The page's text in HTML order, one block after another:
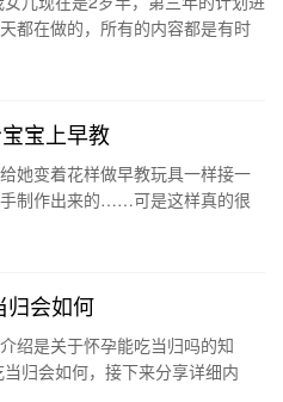
都在做的，所有的内容都是有时
宝上早教
她变着花样做早教玩具一样接一
制作出来的……可是这样真的很
归会如何
绍是关于怀孕能吃当归吗的知
归会如何，接下来分享详细内